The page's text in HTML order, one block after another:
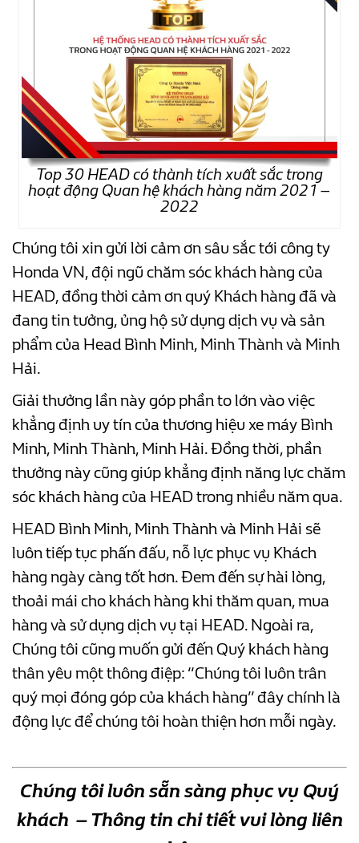
Top 30 HEAD có thành tích xuất sắc trong
hoạt động Quan hệ khách hàng năm 2021 –
2022
Chúng tôi xin gửi lời cảm ơn sâu sắc tới công ty
Honda VN, đội ngũ chăm sóc khách hàng của
HEAD, đồng thời cảm ơn quý Khách hàng đã và
đang tin tưởng, ủng hộ sử dụng dịch vụ và sản
phẩm của Head Bình Minh, Minh Thành và Minh
Hải.
Giải thưởng lần này góp phần to lớn vào việc
khẳng định uy tín của thương hiệu xe máy Bình
Minh, Minh Thành, Minh Hải. Đồng thời, phần
thưởng này cũng giúp khẳng định năng lực chăm
sóc khách hàng của HEAD trong nhiều năm qua.
HEAD Bình Minh, Minh Thành và Minh Hải sẽ
luôn tiếp tục phấn đấu, nỗ lực phục vụ Khách
hàng ngày càng tốt hơn. Đem đến sự hài lòng,
thoải mái cho khách hàng khi thăm quan, mua
hàng và sử dụng dịch vụ tại HEAD. Ngoài ra,
Chúng tôi cũng muốn gửi đến Quý khách hàng
thân yêu một thông điệp: “Chúng tôi luôn trân
quý mọi đóng góp của khách hàng” đây chính là
động lực để chúng tôi hoàn thiện hơn mỗi ngày.
Chúng tôi luôn sẵn sàng phục vụ Quý
khách – Thông tin chi tiết vui lòng liên